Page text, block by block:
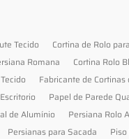
Tecido Cortina de Rolo
Romana Cortina Rolo
Fabricante de Cortinas
Papel de Parede
de Alumínio Persiana Rolo
Persianas para Sacada